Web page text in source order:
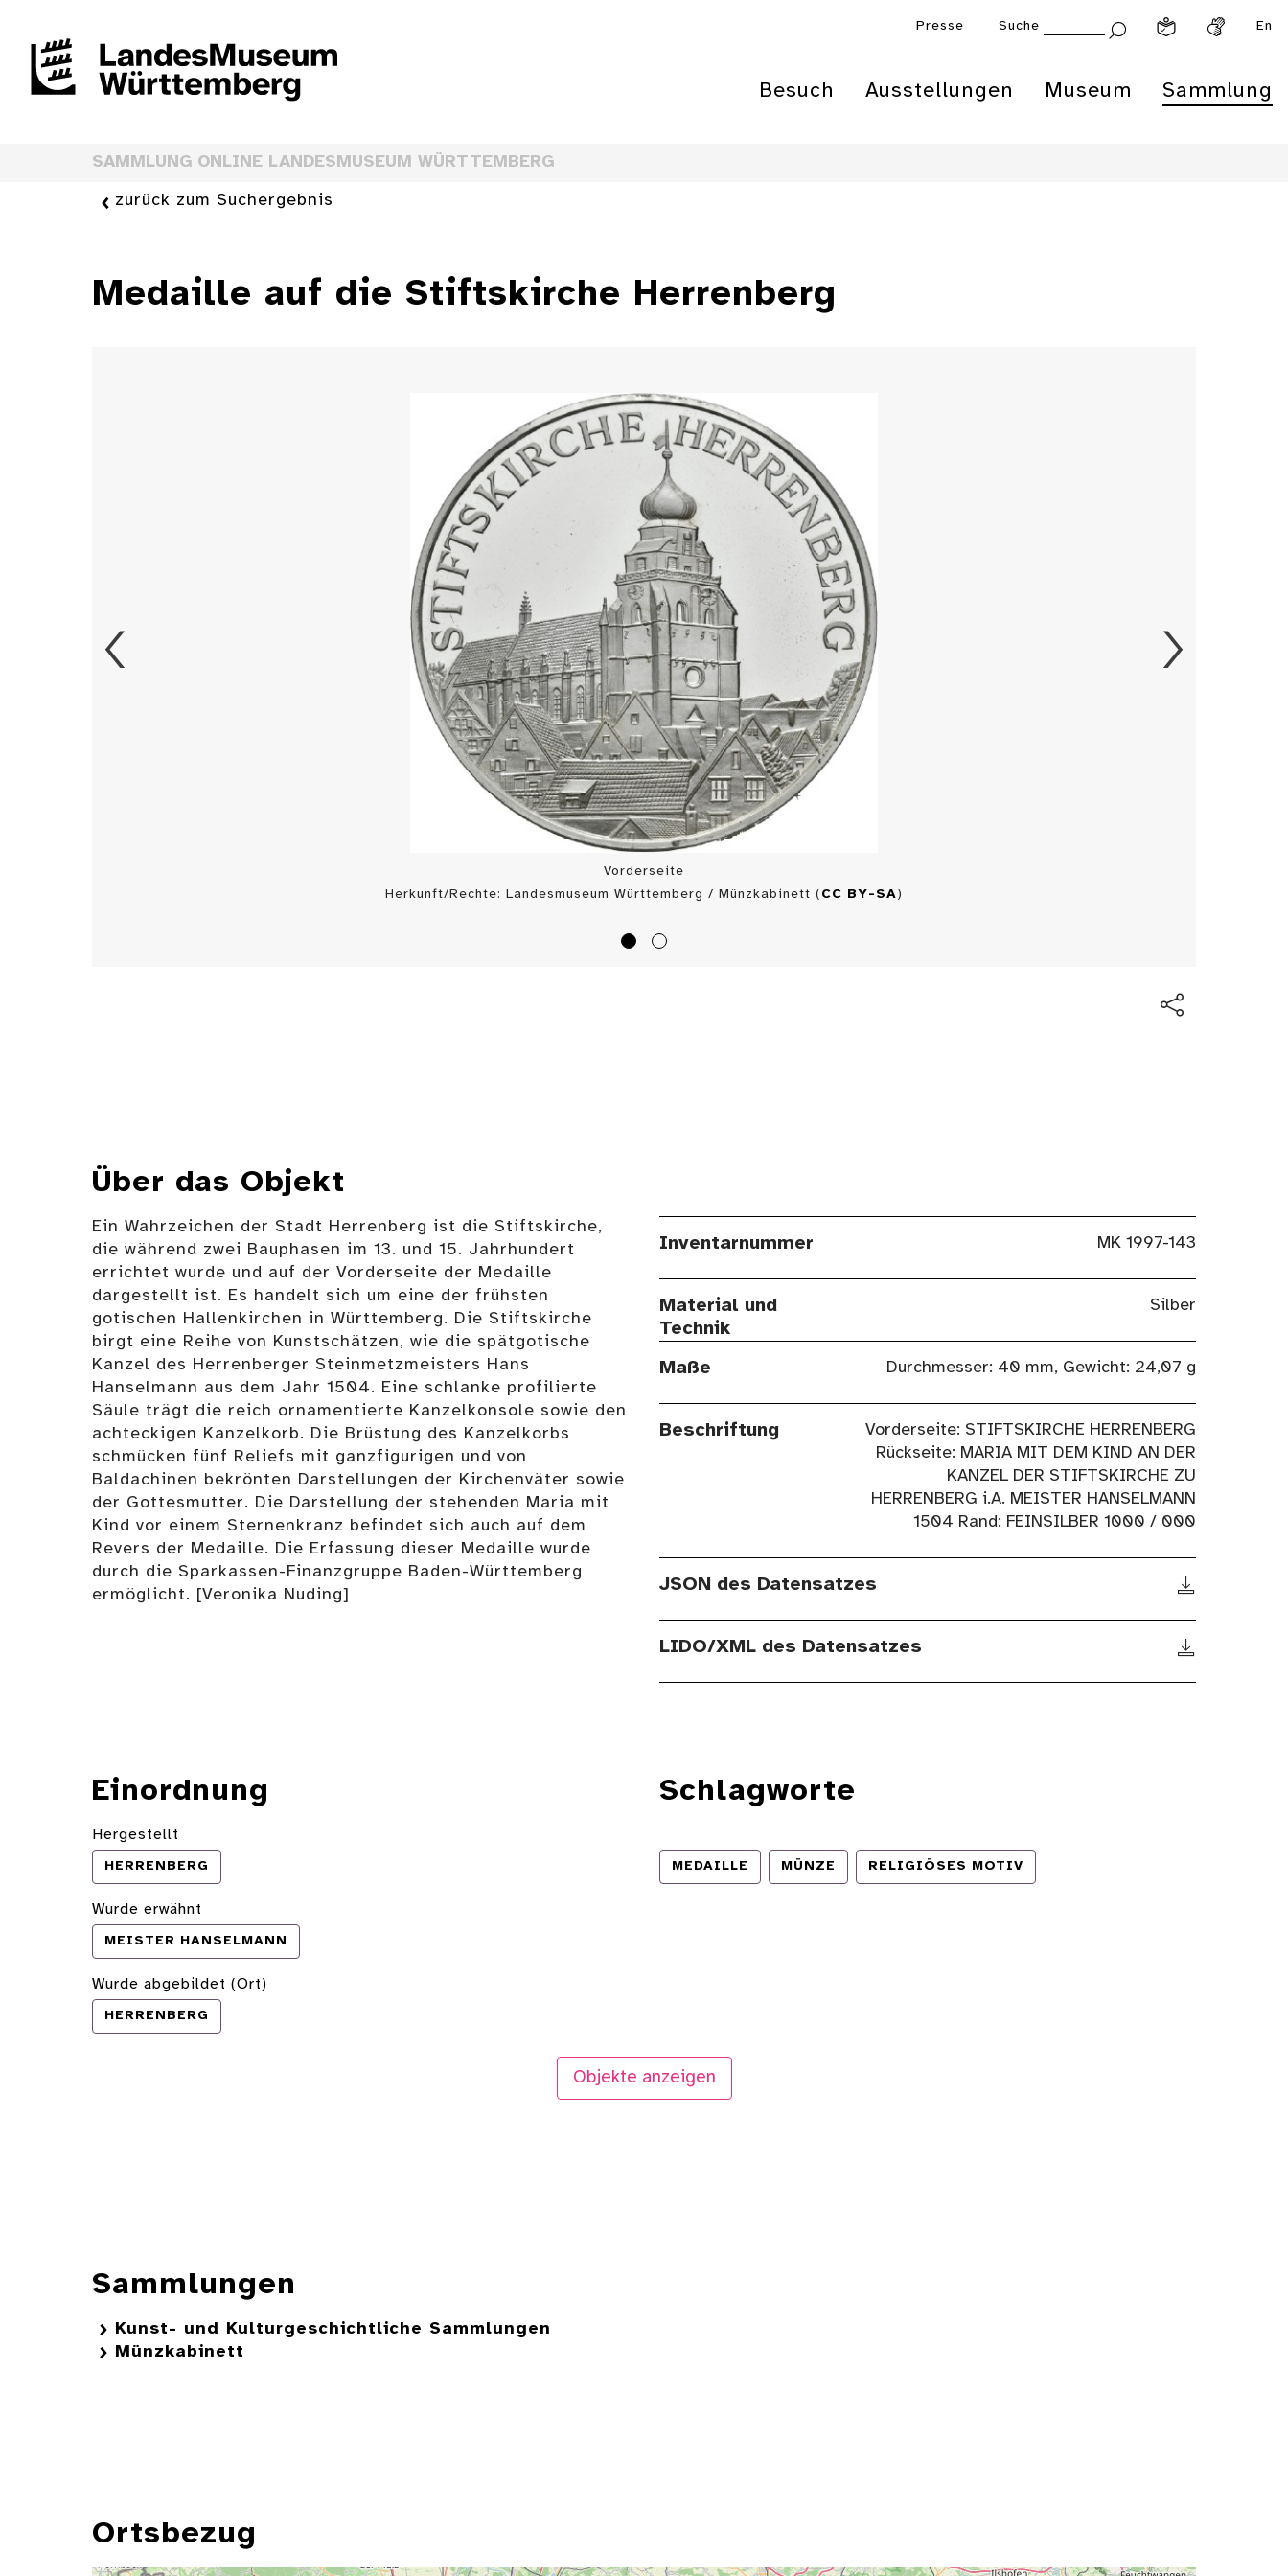
Presse Suche En
Besuch Ausstellungen Museum Sammlung
SAMMLUNG ONLINE LANDESMUSEUM WÜRTTEMBERG
zurück zum Suchergebnis
Medaille auf die Stiftskirche Herrenberg
Vorderseite
Herkunft/Rechte: Landesmuseum Württemberg / Münzkabinett ( CC BY-SA)
Über das Objekt
Ein Wahrzeichen der Stadt Herrenberg ist die Stiftskirche,
die während zwei Bauphasen im 13. und 15. Jahrhundert
errichtet wurde und auf der Vorderseite der Medaille
dargestellt ist. Es handelt sich um eine der frühsten
gotischen Hallenkirchen in Württemberg. Die Stiftskirche
birgt eine Reihe von Kunstschätzen, wie die spätgotische
Kanzel des Herrenberger Steinmetzmeisters Hans
Hanselmann aus dem Jahr 1504. Eine schlanke profilierte
Säule trägt die reich ornamentierte Kanzelkonsole sowie den
achteckigen Kanzelkorb. Die Brüstung des Kanzelkorbs
schmücken fünf Reliefs mit ganzfigurigen und von
Baldachinen bekrönten Darstellungen der Kirchenväter sowie
der Gottesmutter. Die Darstellung der stehenden Maria mit
Kind vor einem Sternenkranz befindet sich auch auf dem
Revers der Medaille. Die Erfassung dieser Medaille wurde
durch die Sparkassen-Finanzgruppe Baden-Württemberg
ermöglicht. [Veronika Nuding]
Inventarnummer MK 1997-143
Material und
Technik
Silber
Maße Durchmesser: 40 mm, Gewicht: 24,07 g
Beschriftung
Vorderseite: STIFTSKIRCHE HERRENBERG
Rückseite: MARIA MIT DEM KIND AN DER
KANZEL DER STIFTSKIRCHE ZU
HERRENBERG i.A. MEISTER HANSELMANN
1504 Rand: FEINSILBER 1000 / 000
JSON des Datensatzes
LIDO/XML des Datensatzes
Einordnung
Hergestellt
HERRENBERG
Wurde erwähnt
MEISTER HANSELMANN
Wurde abgebildet (Ort)
HERRENBERG
Schlagworte
MEDAILLE MÜNZE RELIGIÖSES MOTIV
Objekte anzeigen
Sammlungen
Kunst- und Kulturgeschichtliche Sammlungen
Münzkabinett
Ortsbezug